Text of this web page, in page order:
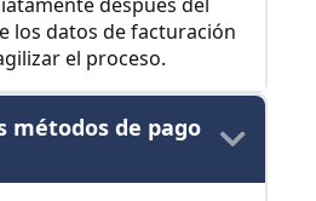
después del
los datos de facturación
el proceso.
métodos de pago